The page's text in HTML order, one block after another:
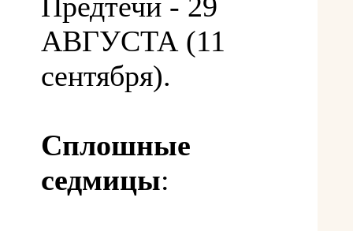
АВГУСТА (11
сентября).
Сплошные
седмицы: